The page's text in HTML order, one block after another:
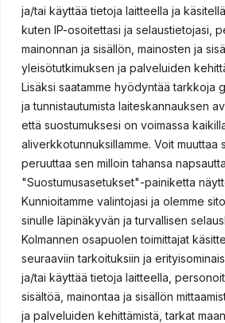
ja/tai käyttää tietoja laitteella ja
kuten IP-osoitettasi ja selaustietojasi,
mainonnan ja sisällön, mainosten ja
yleisötutkimuksen ja palveluiden
Lisäksi saatamme hyödyntää tarkkoja
ja tunnistautumista laiteskannauksen
että suostumuksesi on voimassa
aliverkkotunnuksillamme. Voit muuttaa
peruuttaa sen milloin tahansa
"Suostumusasetukset"-painiketta
Kunnioitamme valintojasi ja olemme
sinulle läpinäkyvän ja turvallisen
Kolmannen osapuolen toimittajat
seuraaviin tarkoituksiin ja
ja/tai käyttää tietoja laitteella,
sisältöä, mainontaa ja sisällön
ja palveluiden kehittämistä, tarkat
ProSafety 15013500
Vartalosuihkut
ProSafety 15021000ProSafety
ProSafety 15024000ProSafety
ProSafety 15024500ProSafety
Hätäsuihkut ulkokäyttöön
Prosafety 15036150ProSafety
ProSafety 15036100EXProSafety
Yhdistelmäsuihkut
ProSafety 15031000 ProSafety
ProSafety 15032500ProSafety